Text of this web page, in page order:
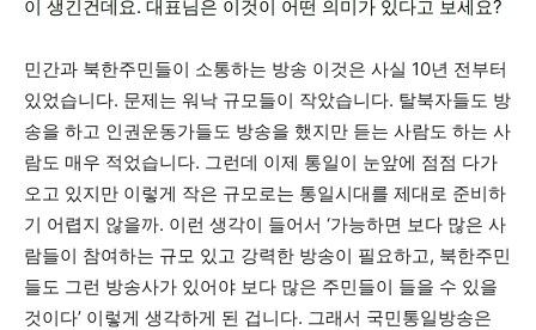
이 생긴건데요. 대표님은 이것이 어떤 의미가 있다고 보세요?
민간과 북한주민들이 소통하는 방송 이것은 사실 10년 전부터
있었습니다. 문제는 워낙 규모들이 작았습니다. 탈북자들도 방
송을 하고 인권운동가들도 방송을 했지만 듣는 사람도 하는 사
람도 매우 적었습니다. 그런데 이제 통일이 눈앞에 점점 다가
오고 있지만 이렇게 작은 규모로는 통일시대를 제대로 준비하
기 어렵지 않을까. 이런 생각이 들어서 ‘가능하면 보다 많은 사
람들이 참여하는 규모 있고 강력한 방송이 필요하고, 북한주민
들도 그런 방송사가 있어야 보다 많은 주민들이 들을 수 있을
것이다’ 이렇게 생각하게 된 겁니다. 그래서 국민통일방송은